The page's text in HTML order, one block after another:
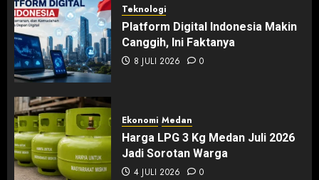
Teknologi
Platform Digital Indonesia Makin
Canggih, Ini Faktanya
8 JULI 2026 0
Ekonomi Medan
Harga LPG 3 Kg Medan Juli 2026
Jadi Sorotan Warga
4 JULI 2026 0